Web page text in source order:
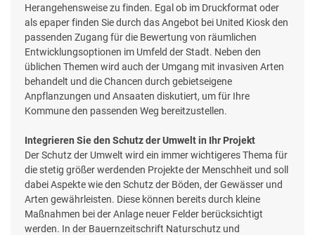
Herangehensweise zu finden. Egal ob im Druckformat oder
als epaper finden Sie durch das Angebot bei United Kiosk den
passenden Zugang für die Bewertung von räumlichen
Entwicklungsoptionen im Umfeld der Stadt. Neben den
üblichen Themen wird auch der Umgang mit invasiven Arten
behandelt und die Chancen durch gebietseigene
Anpflanzungen und Ansaaten diskutiert, um für Ihre
Kommune den passenden Weg bereitzustellen.
Integrieren Sie den Schutz der Umwelt in Ihr Projekt
Der Schutz der Umwelt wird ein immer wichtigeres Thema für
die stetig größer werdenden Projekte der Menschheit und soll
dabei Aspekte wie den Schutz der Böden, der Gewässer und
Arten gewährleisten. Diese können bereits durch kleine
Maßnahmen bei der Anlage neuer Felder berücksichtigt
werden. In der Bauernzeitschrift Naturschutz und